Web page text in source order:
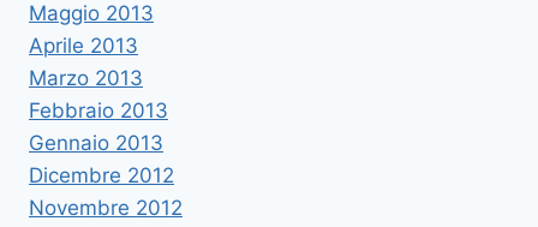
Maggio 2013
Aprile 2013
Marzo 2013
Febbraio 2013
Gennaio 2013
Dicembre 2012
Novembre 2012